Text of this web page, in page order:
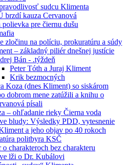
sudcu Klimenta
brzdí kauza Cervanová
pre čiernu dušu
zločinu na políciu, prokuratúru a súdy
– základný piliér dnešnej justície
Bán - .týždeň
Peter Tóth a Juraj Kliment
Krik bezmocných
Koza (dnes Kliment) so siskárom
dobrom mene zatúžili a knihu o
písali
– ohľadanie rieky Čierna voda
bludy: Výsledky PDD, vytesnenie
a jeho objav po 40 rokoch
politbyra KSČ
o charakteroch bez charakteru
lži o Dr. Kubálovi